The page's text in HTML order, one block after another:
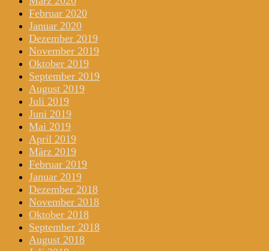
Februar 2020
Januar 2020
Dezember 2019
November 2019
Oktober 2019
September 2019
August 2019
Juli 2019
Juni 2019
Mai 2019
April 2019
März 2019
Februar 2019
Januar 2019
Dezember 2018
November 2018
Oktober 2018
September 2018
August 2018